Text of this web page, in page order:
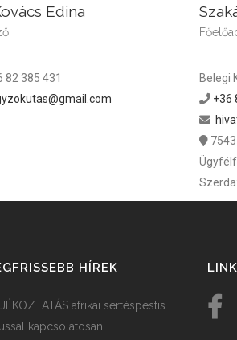
Edina
82 385 431
Belegi
+36
7543
HÍREK
afrikai sertéspestis
kapcsolatosan